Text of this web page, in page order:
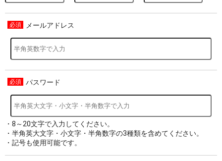
メールアドレス
パスワード
・8～20文字で入力してください。
・半角英大文字・小文字・半角数字の3種類を含めてください。
・記号も使用可能です。